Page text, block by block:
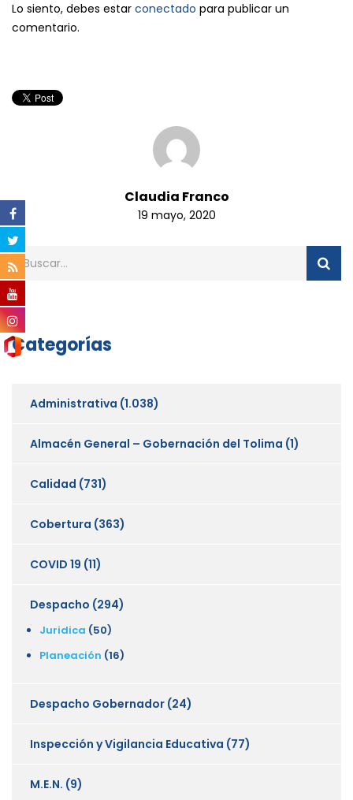
Lo siento, debes estar conectado para publicar un
comentario.
Claudia Franco
19 mayo, 2020
Categorías
Administrativa (1.038)
Almacén General – Gobernación del Tolima (1)
Calidad (731)
Cobertura (363)
COVID 19 (11)
Despacho (294)
Juridica (50)
Planeación (16)
Despacho Gobernador (24)
Inspección y Vigilancia Educativa (77)
M.E.N. (9)